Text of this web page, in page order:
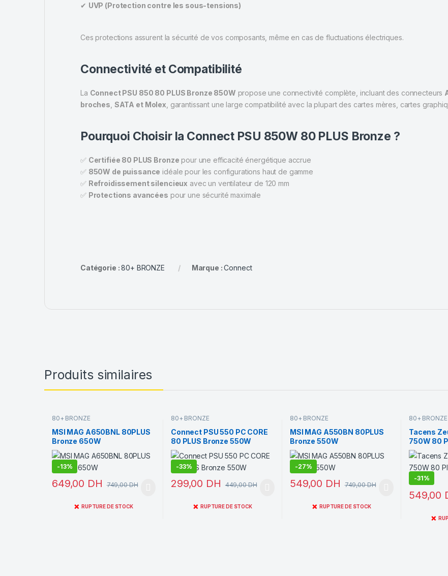
✔ UVP (Protection contre les sous-tensions)
Ces protections assurent la sécurité de vos composants, même en cas de fluctuations électriques.
Connectivité et Compatibilité
La Connect PSU 850 80 PLUS Bronze 850W propose une connectivité complète, incluant des connecteurs
broches SATA et Molex , garantissant une large compatibilité avec la plupart des cartes mères, cartes
Pourquoi Choisir la Connect PSU 850W 80 PLUS Bronze ?
✅ Certifiée 80 PLUS Bronze pour une efficacité énergétique accrue
✅ 850W de puissance idéale pour les configurations haut de gamme
✅ Refroidissement silencieux avec un ventilateur de 120 mm
✅ Protections avancées pour une sécurité maximale
Catégorie :80+ BRONZE Marque :Connect
Produits similaires
80+ BRONZE
MSI MAG A650BNL 80PLUS
Bronze 650W
-13%
649,00 DH 749,00DH
❌ RUPTURE DE STOCK
80+ BRONZE
Connect PSU 550 PC CORE
80 PLUS Bronze 550W
-33%
299,00 DH 449,00DH
❌ RUPTURE DE STOCK
80+ BRONZE
MSI MAG A550BN 80PLUS
Bronze 550W
-27%
549,00 DH 749,00DH
❌ RUPTURE DE STOCK
80+ BRONZE
Tacens
750W 80
PFC
-31%
549,00
❌